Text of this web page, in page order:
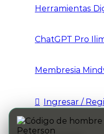
Herramientas
ChatGPT Pro
Membresia
Ingresar /